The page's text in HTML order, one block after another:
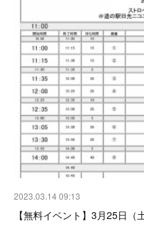
2023.03.14 09:13
【無料イベント】3月25日